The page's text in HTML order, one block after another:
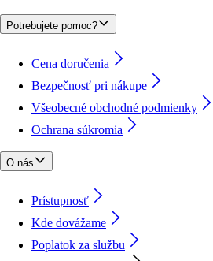
Potrebujete pomoc?
Cena doručenia
Bezpečnosť pri nákupe
Všeobecné obchodné podmienky
Ochrana súkromia
O nás
Prístupnosť
Kde dovážame
Poplatok za službu